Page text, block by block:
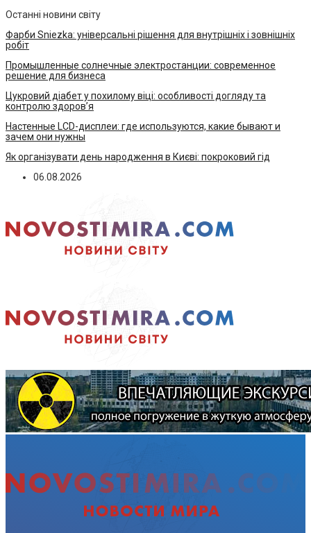
Останні новини світу
Фарби Sniezka: універсальні рішення для внутрішніх і зовнішніх
робіт
Промышленные солнечные электростанции: современное
решение для бизнеса
Цукровий діабет у похилому віці: особливості догляду та
контролю здоров’я
Настенные LCD-дисплеи: где используются, какие бывают и
зачем они нужны
Як організувати день народження в Києві: покроковий гід
06.08.2026